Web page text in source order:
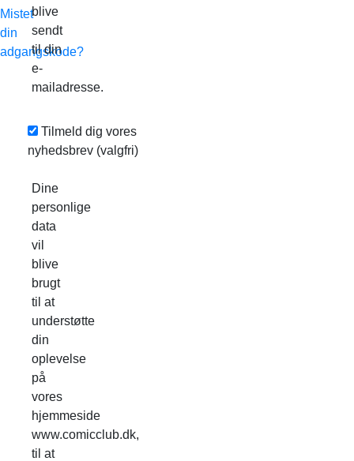
Mistet
din
adgangskode?
blive
sendt
til din
e-
mailadresse.
Tilmeld dig vores
nyhedsbrev (valgfri)
Dine
personlige
data
vil
blive
brugt
til at
understøtte
din
oplevelse
på
vores
hjemmeside
www.comicclub.dk,
til at